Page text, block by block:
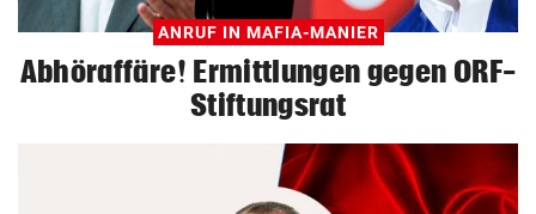
ANRUF IN MAFIA-MANIER
Abhöraffäre! Ermittlungen gegen ORF-
Stiftungsrat